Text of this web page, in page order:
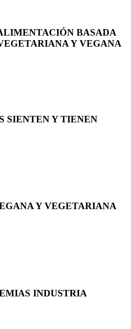
BASADA
Y VEGANA
SIENTEN Y TIENEN
Y VEGETARIANA
INDUSTRIA